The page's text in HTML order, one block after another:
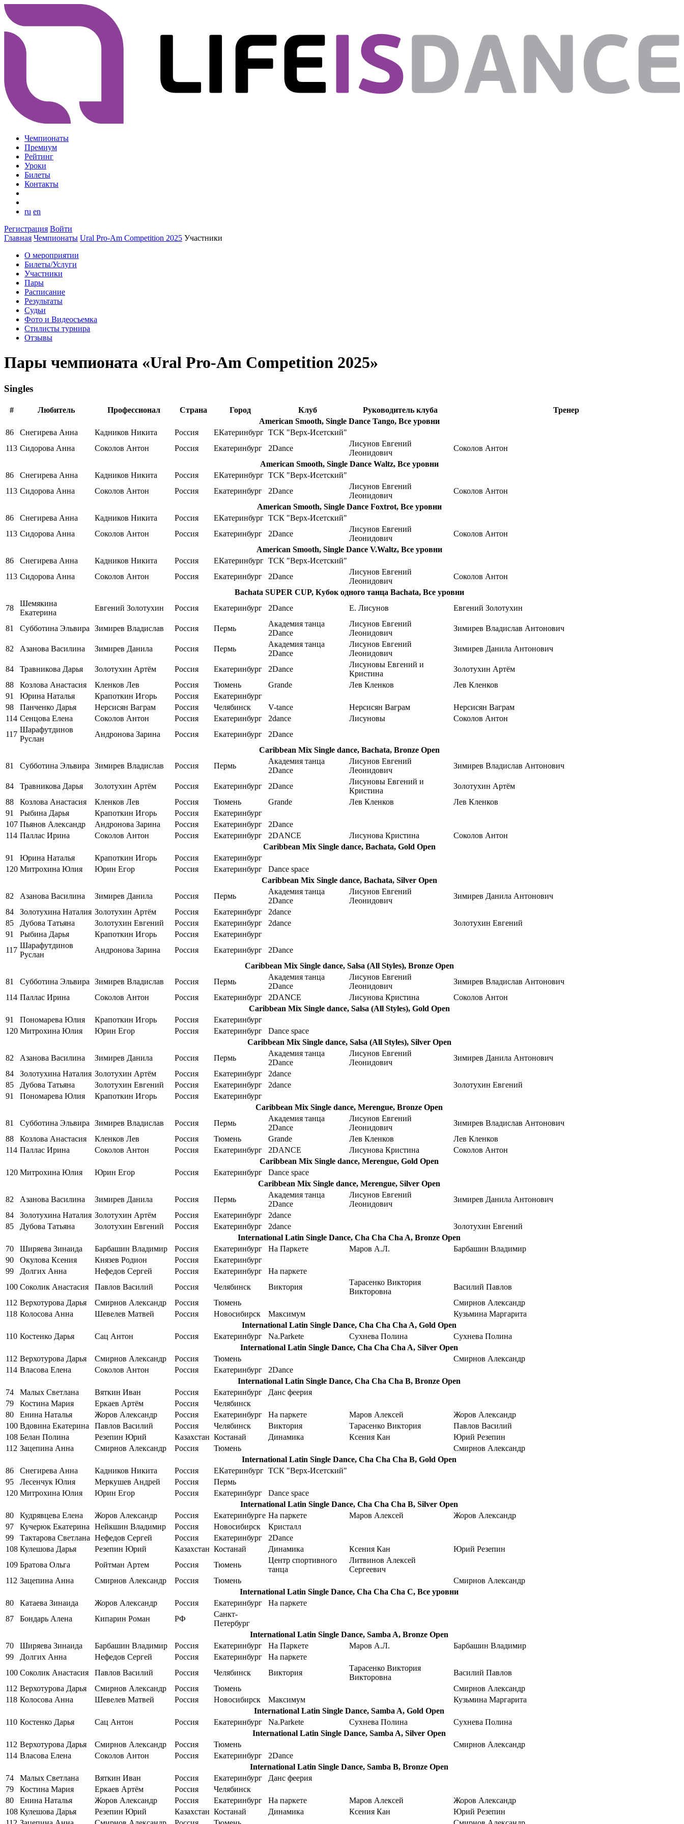
Чемпионаты
Премиум
Рейтинг
Уроки
Билеты
Контакты
ru en
Регистрация Войти
Главная Чемпионаты Ural Pro-Am Competition 2025 Участники
О мероприятии
Билеты/Услуги
Участники
Пары
Расписание
Результаты
Судьи
Фото и Видеосъемка
Стилисты турнира
Отзывы
Пары чемпионата «Ural Pro-Am Competition 2025»
Singles
# Любитель Профессионал Страна Город Клуб Руководитель клуба
Тренер
American Smooth, Single Dance Tango, Все уровни
86
Снегирева Анна Кадников Никита Россия ЕКатеринбург ТСК "Верх-Исетский"
113 Сидорова Анна Соколов Антон Россия Екатеринбург 2Dance
Лисунов Евгений
Леонидович
Соколов Антон
American Smooth, Single Dance Waltz, Все уровни
86
Снегирева Анна Кадников Никита Россия ЕКатеринбург ТСК "Верх-Исетский"
113 Сидорова Анна Соколов Антон Россия Екатеринбург 2Dance
Лисунов Евгений
Леонидович
Соколов Антон
American Smooth, Single Dance Foxtrot, Все уровни
86
Снегирева Анна Кадников Никита Россия ЕКатеринбург ТСК "Верх-Исетский"
113 Сидорова Анна Соколов Антон Россия Екатеринбург 2Dance
Лисунов Евгений
Леонидович
Соколов Антон
American Smooth, Single Dance V.Waltz, Все уровни
86
Снегирева Анна Кадников Никита Россия ЕКатеринбург ТСК "Верх-Исетский"
113 Сидорова Анна Соколов Антон Россия Екатеринбург 2Dance
Лисунов Евгений
Леонидович
Соколов Антон
Bachata SUPER CUP, Кубок одного танца Bachata, Все уровни
78
Шемякина
Екатерина
Евгений Золотухин Россия Екатеринбург 2Dance Е. Лисунов Евгений Золотухин
81 Субботина Эльвира Зимирев Владислав Россия Пермь
Академия танца
2Dance
Лисунов Евгений
Леонидович
Зимирев Владислав Антонович
82 Азанова Василина Зимирев Данила Россия Пермь
Академия танца
2Dance
Лисунов Евгений
Леонидович
Зимирев Данила Антонович
84 Травникова Дарья Золотухин Артём Россия Екатеринбург 2Dance
Лисуновы Евгений и
Кристина
Золотухин Артём
88
Козлова Анастасия Кленков Лев Россия Тюмень Grande Лев Кленков
Лев Кленков
91
Юрина Наталья Крапоткин Игорь Россия
Екатеринбург
98
Панченко Дарья Нерсисян Ваграм Россия Челябинск V-tance Нерсисян Ваграм
Нерсисян Ваграм
114 Сенцова Елена Соколов Антон Россия Екатеринбург 2dance Лисуновы
Соколов Антон
117
Шарафутдинов
Руслан
Андронова Зарина Россия Екатеринбург
2Dance
Caribbean Mix Single dance, Bachata, Bronze Open
81
Субботина Эльвира Зимирев Владислав Россия Пермь
Академия танца
2Dance
Лисунов Евгений
Леонидович
Зимирев Владислав Антонович
84 Травникова Дарья Золотухин Артём Россия Екатеринбург 2Dance
Лисуновы Евгений и
Кристина
Золотухин Артём
88
Козлова Анастасия Кленков Лев Россия Тюмень Grande Лев Кленков
Лев Кленков
91
Рыбина Дарья Крапоткин Игорь Россия
Екатеринбург
107 Пьянов Александр Андронова Зарина Россия Екатеринбург
2Dance
114 Паллас Ирина Соколов Антон Россия Екатеринбург 2DANCE Лисунова Кристина
Соколов Антон
Caribbean Mix Single dance, Bachata, Gold Open
91
Юрина Наталья Крапоткин Игорь Россия
Екатеринбург
120 Митрохина Юлия Юрин Егор Россия Екатеринбург
Dance space
Caribbean Mix Single dance, Bachata, Silver Open
82
Азанова Василина Зимирев Данила Россия Пермь
Академия танца
2Dance
Лисунов Евгений
Леонидович
Зимирев Данила Антонович
84
Золотухина Наталия Золотухин Артём Россия Екатеринбург
2dance
85
Дубова Татьяна Золотухин Евгений Россия Екатеринбург 2dance
Золотухин Евгений
91
Рыбина Дарья Крапоткин Игорь Россия
Екатеринбург
117
Шарафутдинов
Руслан
Андронова Зарина Россия Екатеринбург
2Dance
Caribbean Mix Single dance, Salsa (All Styles), Bronze Open
81
Субботина Эльвира Зимирев Владислав Россия Пермь
Академия танца
2Dance
Лисунов Евгений
Леонидович
Зимирев Владислав Антонович
114 Паллас Ирина Соколов Антон Россия Екатеринбург 2DANCE Лисунова Кристина
Соколов Антон
Caribbean Mix Single dance, Salsa (All Styles), Gold Open
91
Пономарева Юлия Крапоткин Игорь Россия
Екатеринбург
120 Митрохина Юлия Юрин Егор Россия Екатеринбург
Dance space
Caribbean Mix Single dance, Salsa (All Styles), Silver Open
82
Азанова Василина Зимирев Данила Россия Пермь
Академия танца
2Dance
Лисунов Евгений
Леонидович
Зимирев Данила Антонович
84
Золотухина Наталия Золотухин Артём Россия Екатеринбург
2dance
85
Дубова Татьяна Золотухин Евгений Россия Екатеринбург 2dance
Золотухин Евгений
91
Пономарева Юлия Крапоткин Игорь Россия
Екатеринбург
Caribbean Mix Single dance, Merengue, Bronze Open
81
Субботина Эльвира Зимирев Владислав Россия Пермь
Академия танца
2Dance
Лисунов Евгений
Леонидович
Зимирев Владислав Антонович
88
Козлова Анастасия Кленков Лев Россия Тюмень Grande Лев Кленков
Лев Кленков
114 Паллас Ирина Соколов Антон Россия Екатеринбург 2DANCE Лисунова Кристина
Соколов Антон
Caribbean Mix Single dance, Merengue, Gold Open
120 Митрохина Юлия Юрин Егор Россия Екатеринбург
Dance space
Caribbean Mix Single dance, Merengue, Silver Open
82
Азанова Василина Зимирев Данила Россия Пермь
Академия танца
2Dance
Лисунов Евгений
Леонидович
Зимирев Данила Антонович
84
Золотухина Наталия Золотухин Артём Россия Екатеринбург
2dance
85
Дубова Татьяна Золотухин Евгений Россия Екатеринбург 2dance
Золотухин Евгений
International Latin Single Dance, Cha Cha Cha A, Bronze Open
70
Ширяева Зинаида Барбашин Владимир Россия Екатеринбург На Паркете Маров А.Л.
Барбашин Владимир
90
Окулова Ксения Князев Родион Россия
Екатеринбург
99
Долгих Анна Нефедов Сергей Россия Екатеринбург
На паркете
100 Соколик Анастасия Павлов Василий Россия Челябинск Виктория
Тарасенко Виктория
Викторовна
Василий Павлов
112 Верхотурова Дарья Смирнов Александр Россия Тюмень
Смирнов Александр
118 Колосова Анна Шевелев Матвей Россия Новосибирск Максимум
Кузьмина Маргарита
International Latin Single Dance, Cha Cha Cha A, Gold Open
110 Костенко Дарья Сац Антон Россия Екатеринбург Na.Parkete Сухнева Полина
Сухнева Полина
International Latin Single Dance, Cha Cha Cha A, Silver Open
112 Верхотурова Дарья Смирнов Александр Россия Тюмень
Смирнов Александр
114 Власова Елена Соколов Антон Россия Екатеринбург
2Dance
International Latin Single Dance, Cha Cha Cha B, Bronze Open
74
Малых Светлана Вяткин Иван Россия Екатеринбург
Данс феерия
79
Костина Мария Еркаев Артём Россия
Челябинск
80
Енина Наталья Жоров Александр Россия Екатеринбург На паркете Маров Алексей
Жоров Александр
100 Вдовина Екатерина Павлов Василий Россия Челябинск Виктория Тарасенко Виктория
Павлов Василий
108 Белан Полина Резепин Юрий Казахстан Костанай Динамика Ксения Кан
Юрий Резепин
112 Зацепина Анна Смирнов Александр Россия Тюмень
Смирнов Александр
International Latin Single Dance, Cha Cha Cha B, Gold Open
86
Снегирева Анна Кадников Никита Россия ЕКатеринбург ТСК "Верх-Исетский"
95
Лесенчук Юлия Меркушев Андрей Россия
Пермь
120 Митрохина Юлия Юрин Егор Россия Екатеринбург
Dance space
International Latin Single Dance, Cha Cha Cha B, Silver Open
80
Кудрявцева Елена Жоров Александр Россия Екатеринбурге На паркете Маров Алексей
Жоров Александр
97
Кучерюк Екатерина Нейкшин Владимир Россия Новосибирск
Кристалл
99
Тактарова Светлана Нефедов Сергей Россия Екатеринбург
2Dance
108 Кулешова Дарья Резепин Юрий Казахстан Костанай Динамика Ксения Кан
Юрий Резепин
109 Братова Ольга Ройтман Артем Россия Тюмень
Центр спортивного
танца
Литвинов Алексей
Сергеевич
112 Зацепина Анна Смирнов Александр Россия Тюмень
Смирнов Александр
International Latin Single Dance, Cha Cha Cha C, Все уровни
80
Катаева Зинаида Жоров Александр Россия Екатеринбург
На паркете
87
Бондарь Алена Кипарин Роман РФ
Санкт-
Петербург
International Latin Single Dance, Samba A, Bronze Open
70
Ширяева Зинаида Барбашин Владимир Россия Екатеринбург На Паркете Маров А.Л.
Барбашин Владимир
99
Долгих Анна Нефедов Сергей Россия Екатеринбург
На паркете
100 Соколик Анастасия Павлов Василий Россия Челябинск Виктория
Тарасенко Виктория
Викторовна
Василий Павлов
112 Верхотурова Дарья Смирнов Александр Россия Тюмень
Смирнов Александр
118 Колосова Анна Шевелев Матвей Россия Новосибирск Максимум
Кузьмина Маргарита
International Latin Single Dance, Samba A, Gold Open
110 Костенко Дарья Сац Антон Россия Екатеринбург Na.Parkete Сухнева Полина
Сухнева Полина
International Latin Single Dance, Samba A, Silver Open
112 Верхотурова Дарья Смирнов Александр Россия Тюмень
Смирнов Александр
114 Власова Елена Соколов Антон Россия Екатеринбург
2Dance
International Latin Single Dance, Samba В, Bronze Open
74
Малых Светлана Вяткин Иван Россия Екатеринбург
Данс феерия
79
Костина Мария Еркаев Артём Россия
Челябинск
80
Енина Наталья Жоров Александр Россия Екатеринбург На паркете Маров Алексей
Жоров Александр
108 Кулешова Дарья Резепин Юрий Казахстан Костанай Динамика Ксения Кан
Юрий Резепин